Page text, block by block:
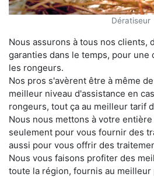
Dératiseur
Nous assurons à tous nos clients,
garanties dans le temps, pour une
les rongeurs.
Nos pros s'avèrent être à même
meilleur niveau d'assistance en
rongeurs, tout ça au meilleur tarif
Nous nous mettons à votre
seulement pour vous fournir des
aussi pour vous offrir des
Nous vous faisons profiter des
toute la région, fournis au